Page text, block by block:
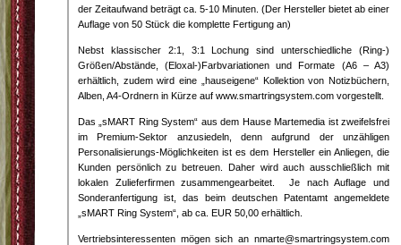
der Zeitaufwand beträgt ca. 5-10 Minuten. (Der Hersteller bietet ab einer
Auflage von 50 Stück die komplette Fertigung an)
Nebst klassischer 2:1, 3:1 Lochung sind unterschiedliche (Ring-)
Größen/Abstände, (Eloxal-)Farbvariationen und Formate (A6 – A3)
erhältlich, zudem wird eine „hauseigene“ Kollektion von Notizbüchern,
Alben, A4-Ordnern in Kürze auf www.smartringsystem.com vorgestellt.
Das „sMART Ring System“ aus dem Hause Martemedia ist zweifelsfrei
im Premium-Sektor anzusiedeln, denn aufgrund der unzähligen
Personalisierungs-Möglichkeiten ist es dem Hersteller ein Anliegen, die
Kunden persönlich zu betreuen. Daher wird auch ausschließlich mit
lokalen Zulieferfirmen zusammengearbeitet. Je nach Auflage und
Sonderanfertigung ist, das beim deutschen Patentamt angemeldete
„sMART Ring System“, ab ca. EUR 50,00 erhältlich.
Vertriebsinteressenten mögen sich an nmarte@smartringsystem.com